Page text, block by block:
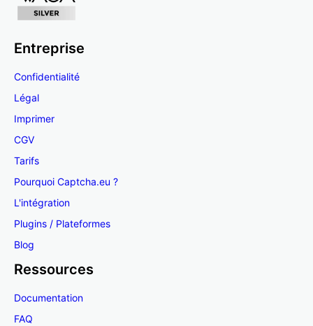
Entreprise
Confidentialité
Légal
Imprimer
CGV
Tarifs
Pourquoi Captcha.eu ?
L'intégration
Plugins / Plateformes
Blog
Ressources
Documentation
FAQ